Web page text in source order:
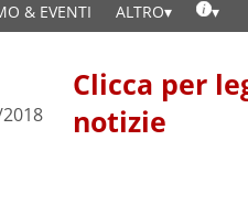
& EVENTI ALTRO
Clicca per
notizie